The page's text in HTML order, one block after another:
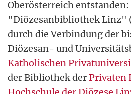
Oberösterreich
"Diözesanbibliothek Linz"
durch die Verbindung der
Diözesan- und
Katholischen
der Bibliothek derPrivaten